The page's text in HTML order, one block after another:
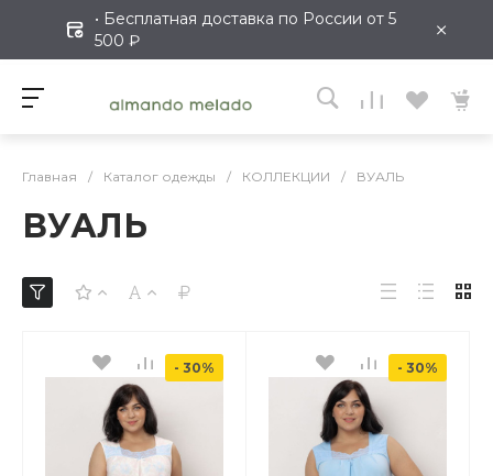
• Бесплатная доставка по России от 5
500 ₽
×
Главная / Каталог одежды / КОЛЛЕКЦИИ / ВУАЛЬ
ВУАЛЬ
- 30% - 30%